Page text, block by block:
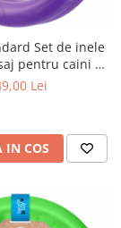
Set de inele
pentru caini de
si mare 2x28 cm
Lei
IN COS